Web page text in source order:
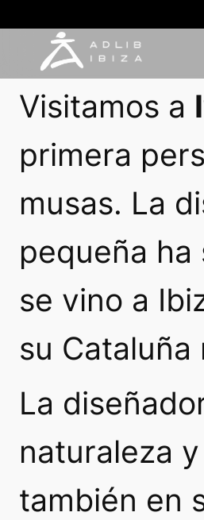
Visitamos a
primera
musas. La
pequeña
se vino a
su Cataluña
La
naturaleza
también en